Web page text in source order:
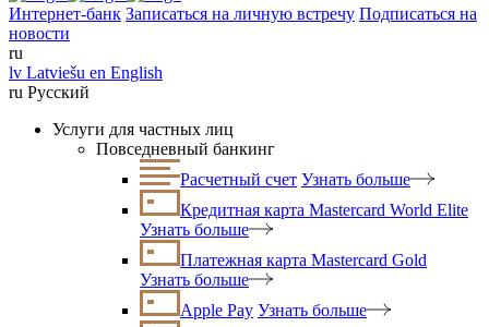
Интернет-банк Записаться на личную встречу Подписаться на
новости
ru
lv Latviešu en English
ru Русский
Услуги для частных лиц
Повседневный банкинг
Расчетный счет Узнать больше
Кредитная карта Mastercard World Elite
Узнать больше
Платежная карта Mastercard Gold
Узнать больше
Apple Pay Узнать больше